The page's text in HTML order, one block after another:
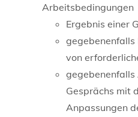
Arbeitsbedingungen
Ergebnis einer
gegebenenfalls
von
gegebenenfalls
Gesprächs mit
Anpassungen